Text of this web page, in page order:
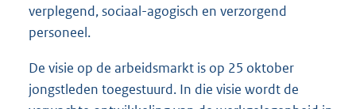
verplegend, sociaal-agogisch en verzorgend
personeel.
De visie op de arbeidsmarkt is op 25 oktober
jongstleden toegestuurd. In die visie wordt de